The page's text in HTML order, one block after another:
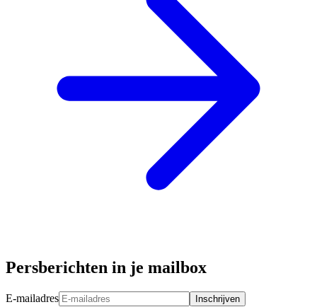
Persberichten in je mailbox
E-mailadres Inschrijven